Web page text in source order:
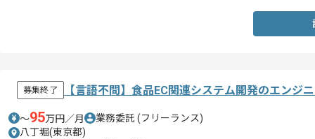
募集終了 【言語不問】食品EC関連システム開発のエンジ
〜95万円／月 業務委託 (フリーランス)
八丁堀(東京都)